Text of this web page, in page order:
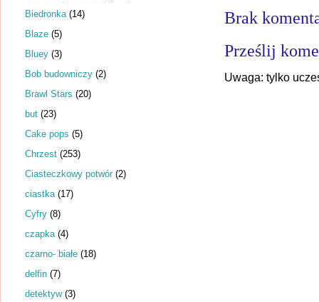
Brak
Prześlij
Uwaga: tylko
Biedronka (14)
Blaze (5)
Bluey (3)
Bob budowniczy (2)
Brawl Stars (20)
but (23)
Cake pops (5)
Chrzest (253)
Ciasteczkowy potwór (2)
ciastka (17)
Cyfry (8)
czapka (4)
czarno- białe (18)
delfin (7)
detektyw (3)